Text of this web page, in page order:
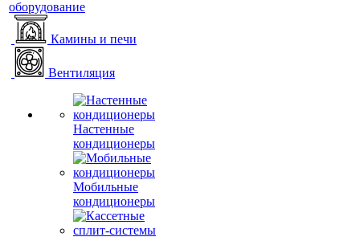
оборудование
Камины и печи
Вентиляция
Настенные
кондиционеры
Мобильные
кондиционеры